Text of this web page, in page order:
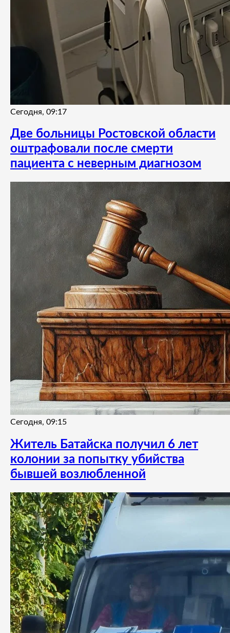
Сегодня, 09:17
Две больницы Ростовской области
оштрафовали после смерти
пациента с неверным диагнозом
Сегодня, 09:15
Житель Батайска получил 6 лет
колонии за попытку убийства
бывшей возлюбленной